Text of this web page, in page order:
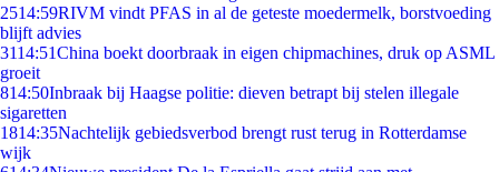
2514:59RIVM vindt PFAS in al de geteste moedermelk, borstvoeding
blijft advies
3114:51China boekt doorbraak in eigen chipmachines, druk op ASML
groeit
814:50Inbraak bij Haagse politie: dieven betrapt bij stelen illegale
sigaretten
1814:35Nachtelijk gebiedsverbod brengt rust terug in Rotterdamse
wijk